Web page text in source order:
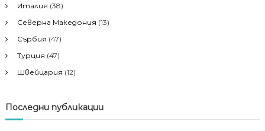
Италия (38)
Северна Македония (13)
Сърбия (47)
Турция (47)
Швейцария (12)
Последни публикации